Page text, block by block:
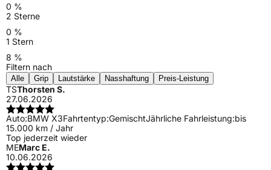
0 %
2 Sterne
0 %
1 Stern
8 %
Filtern nach
Alle Grip Lautstärke Nasshaftung Preis-Leistung
TSThorsten S.
27.06.2026
Auto:BMW X3Fahrtentyp:GemischtJährliche Fahrleistung:bis
15.000 km / Jahr
Top jederzeit wieder
MEMarc E.
10.06.2026